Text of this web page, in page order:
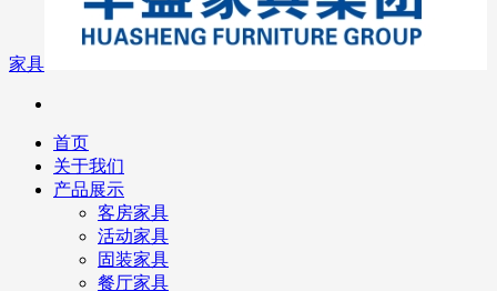
家具
首页
关于我们
产品展示
客房家具
活动家具
固装家具
餐厅家具